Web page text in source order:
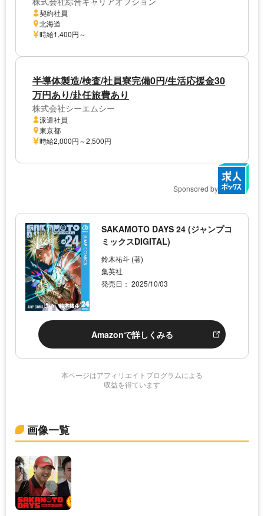
契約社員
北海道
時給1,400円～
半導体製造/検査/社員寮完備0円/生活応援金30
万円あり/赴任旅費あり
株式会社シーエムシー
派遣社員
東京都
時給2,000円～2,500円
Sponsored by
SAKAMOTO DAYS 24 (ジャンプコ
ミックスDIGITAL)
鈴木祐斗 (著)
集英社
発売日： 2025/10/03
Amazonで詳しくみる
本ページはアフィリエイトプログラムによる
収益を得ています
画像一覧